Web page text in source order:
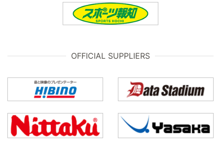
OFFICIAL SUPPLIERS